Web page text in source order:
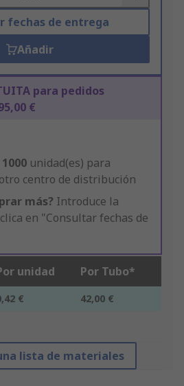
fechas de entrega
Añadir
para pedidos
€
1000 unidad(es) para
centro de distribución
más? Introduce la
en "Consultar fechas de
unidad Por Tubo*
€ 42,00 €
lista de materiales